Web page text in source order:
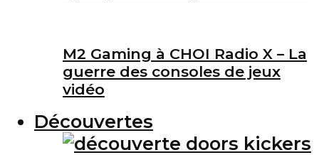
M2 Gaming à CHOI Radio X – La
guerre des consoles de jeux
vidéo
Découvertes